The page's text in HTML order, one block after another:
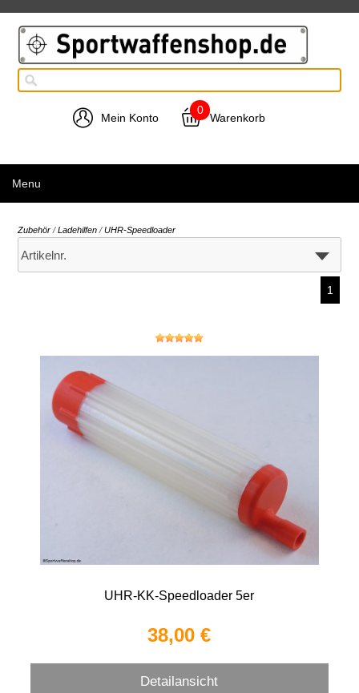
Mein Konto
0
Warenkorb
Menu
Zubehör /Ladehilfen /UHR-Speedloader
1
UHR-KK-Speedloader 5er
38,00 €
Detailansicht